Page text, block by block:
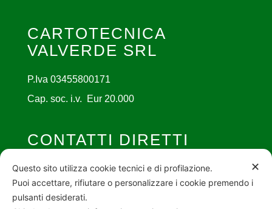
CARTOTECNICA
VALVERDE SRL
P.Iva 03455800171
Cap. soc. i.v. Eur 20.000
CONTATTI DIRETTI
 info@cartotecnicavalverde.it
 030 - 27 91 857
Via C. Terranova 3/A REZZATO (BS)
✕
Questo sito utilizza cookie tecnici e di profilazione.
Puoi accettare, rifiutare o personalizzare i cookie premendo i
pulsanti desiderati.